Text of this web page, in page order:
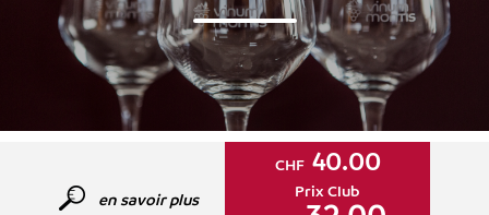
en savoir plus
CHF40.00
Prix Club